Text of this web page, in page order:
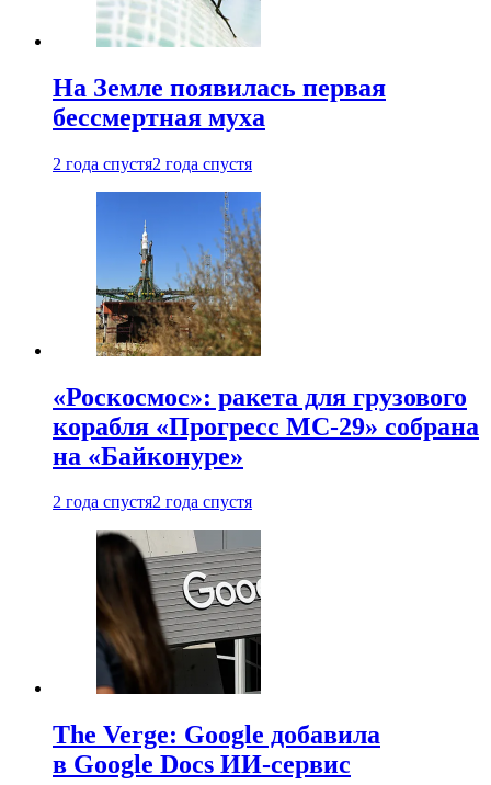
На Земле появилась первая
бессмертная муха
2 года спустя2 года спустя
«Роскосмос»: ракета для грузового
корабля «Прогресс МС-29» собрана
на «Байконуре»
2 года спустя2 года спустя
The Verge: Google добавила
в Google Docs ИИ-сервис